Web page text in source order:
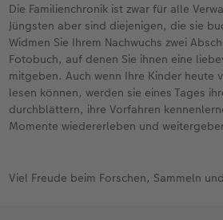
Die Familienchronik ist zwar für alle
Jüngsten aber sind diejenigen, die sie
Widmen Sie Ihrem Nachwuchs zwei
Fotobuch, auf denen Sie ihnen eine
mitgeben. Auch wenn Ihre Kinder heute
lesen können, werden sie eines Tages
durchblättern, ihre Vorfahren
Momente wiedererleben und
Viel Freude beim Forschen, Sammeln